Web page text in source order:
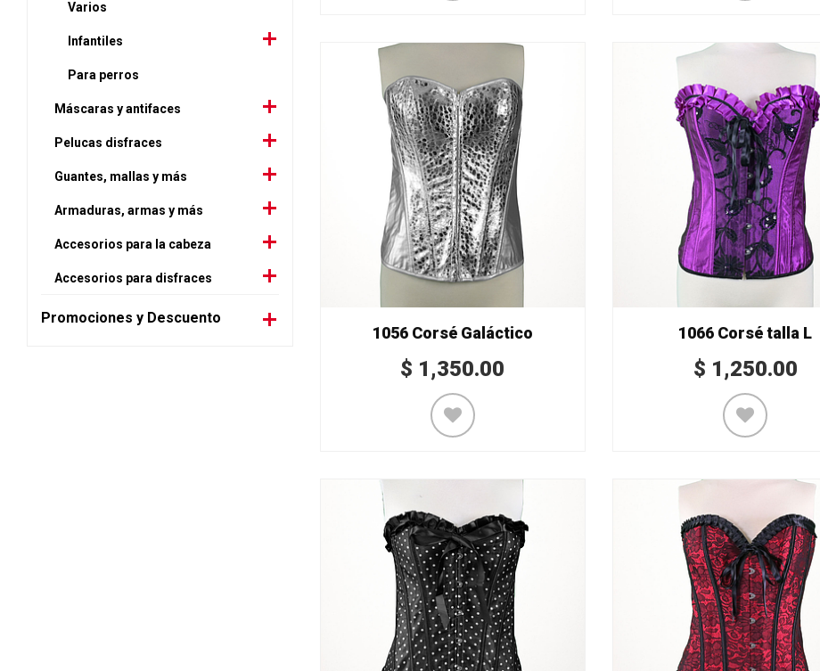
Varios
Infantiles
Para perros
Máscaras y antifaces
Pelucas disfraces
Guantes, mallas y más
Armaduras, armas y más
Accesorios para la cabeza
Accesorios para disfraces
Promociones y Descuento
1056 Corsé Galáctico
$ 1,350.00
1066 Corsé talla L
$ 1,250.00